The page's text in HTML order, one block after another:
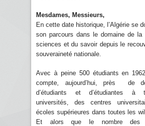
Mesdames, Messieurs,
En cette date historique, l’Algérie se
son parcours dans le domaine de la
sciences et du savoir depuis le
souveraineté nationale.
Avec à peine 500 étudiants en
compte, aujourd’hui, près de
d’étudiants et d’étudiantes à
universités, des centres
écoles supérieures dans toutes
Et alors que le nombre des